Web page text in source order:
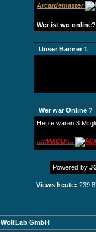
Arcardemaster
Wer ist wo online?
Unser Banner 1
Wer war Online ?
Heute waren 3
..::MACU::..
Powered by
Views heute:
WoltLab GmbH